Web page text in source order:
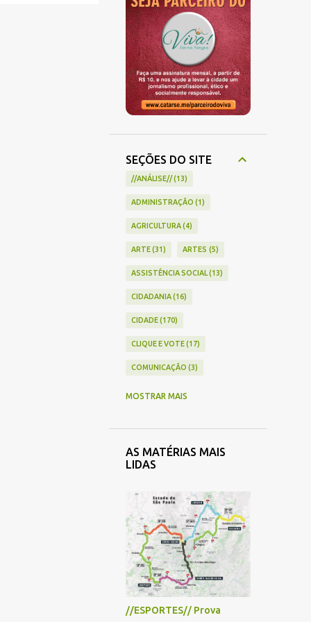
SEÇÕES DO SITE
//ANÁLISE// 13
ADMINISTRAÇÃO 1
AGRICULTURA 4
ARTE 31 ARTES 5
ASSISTÊNCIA SOCIAL 13
CIDADANIA 16
CIDADE 170
CLIQUE E VOTE 17
COMUNICAÇÃO 3
CULTURA
ENQUETE 5
ENTREVISTA 13
ESPECIAL 7
MOSTRAR MAIS
AS MATÉRIAS MAIS
LIDAS
//ESPORTES// Prova